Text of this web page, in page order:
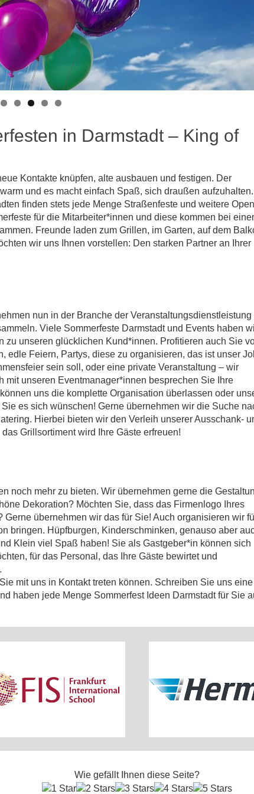
in Darmstadt – King of
Kontakte knüpfen, alte ausbauen und festigen. Der
und es macht einfach Spaß, sich draußen aufzuhalten.
finden stets jede Menge Straßenfeste und weitere
für die Mitarbeiter*innen und diese kommen bei
Freunde laden zum Grillen, im Garten, auf dem
wir uns Ihnen vorstellen: Den starken Partner an Ihrer
nun in der Branche der Veranstaltungsdienstleistung
Viele Sommerfeste Darmstadt und Events haben
zu unseren glücklichen Kund*innen. Profitieren auch Sie
edle Feiern, Partys, diese zu organisieren, das ist unser
sein soll, oder eine private Veranstaltung – wir
mit unseren Eventmanager*innen besprechen Sie Ihre
uns die komplette Organisation überlassen oder
es sich wünschen! Gerne übernehmen wir die Suche
Hierbei bieten wir den Verleih unserer Ausschank-
Grillsortiment wird Ihre Gäste erfreuen!
noch mehr zu bieten. Wir übernehmen gerne die
Dekoration? Möchten Sie, dass das Firmenlogo Ihres
übernehmen wir das für Sie! Auch organisieren wir
bringen. Hüpfburgen, Kinderschminken, genauso aber
Klein viel Spaß haben! Sie als Gastgeber*in können sich
für das Personal, das Ihre Gäste bewirtet und
mit uns in Kontakt treten können. Schreiben Sie uns eine
haben jede Menge Sommerfest Ideen Darmstadt für Sie
Wie gefällt Ihnen diese Seite?